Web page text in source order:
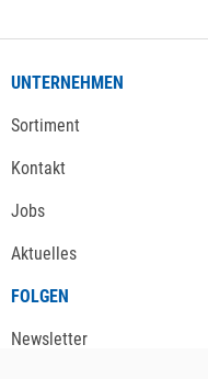
UNTERNEHMEN
Sortiment
Kontakt
Jobs
Aktuelles
FOLGEN
Newsletter